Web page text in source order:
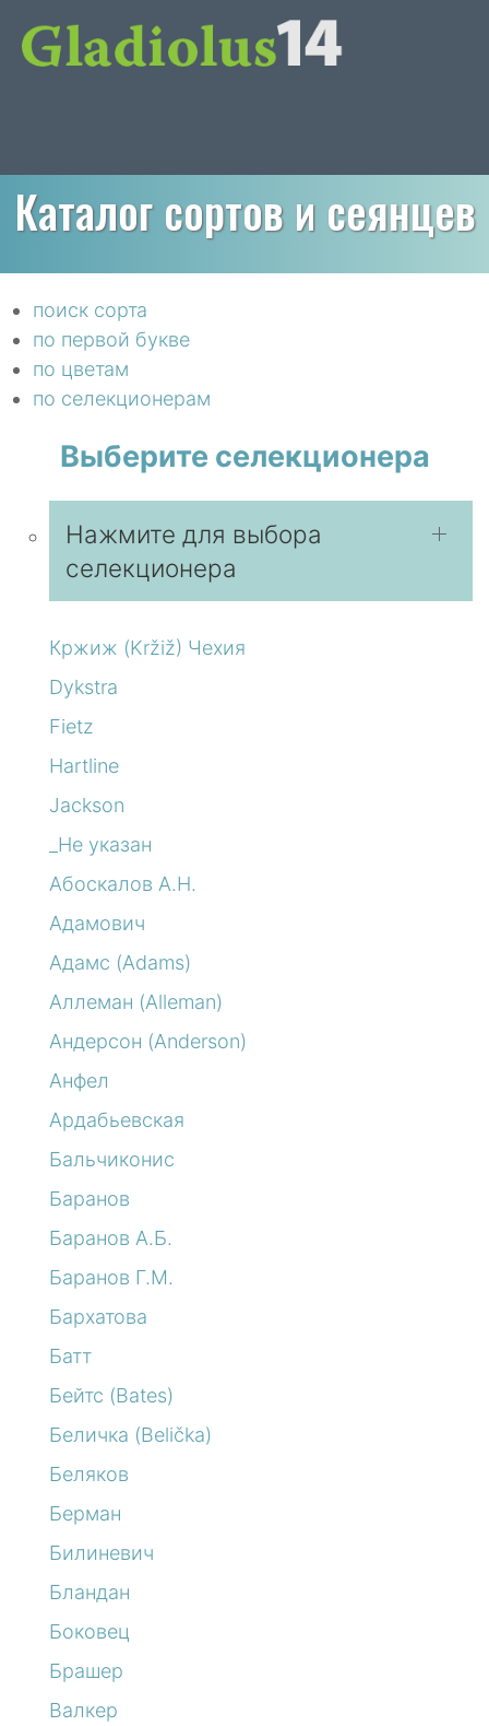
Каталог сортов и сеянцев
поиск сорта
по первой букве
по цветам
по селекционерам
Выберите селекционера
Нажмите для выбора
селекционера
Кржиж (Kržiž) Чехия
Dykstra
Fietz
Hartline
Jackson
_Не указан
Абоскалов А.Н.
Адамович
Адамс (Adams)
Аллеман (Alleman)
Андерсон (Anderson)
Анфел
Ардабьевская
Бальчиконис
Баранов
Баранов А.Б.
Баранов Г.М.
Бархатова
Батт
Бейтс (Bates)
Беличка (Belička)
Беляков
Берман
Билиневич
Бландан
Боковец
Брашер
Валкер